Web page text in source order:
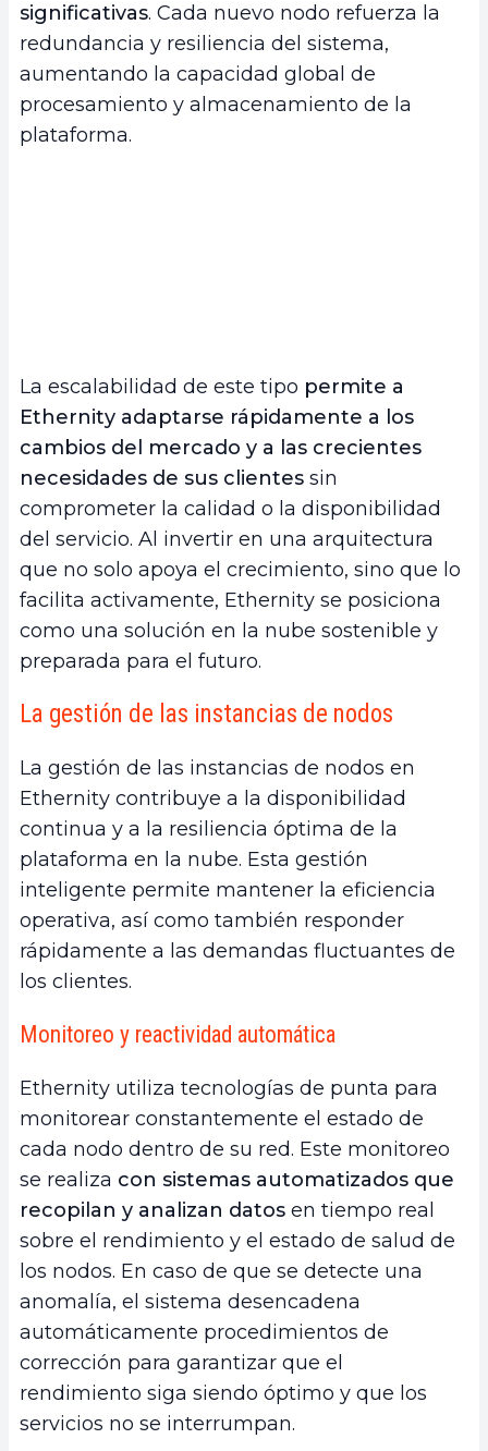
significativas. Cada nuevo nodo refuerza la
redundancia y resiliencia del sistema,
aumentando la capacidad global de
procesamiento y almacenamiento de la
plataforma.
La escalabilidad de este tipo permite a
Ethernity adaptarse rápidamente a los
cambios del mercado y a las crecientes
necesidades de sus clientes sin
comprometer la calidad o la disponibilidad
del servicio. Al invertir en una arquitectura
que no solo apoya el crecimiento, sino que lo
facilita activamente, Ethernity se posiciona
como una solución en la nube sostenible y
preparada para el futuro.
La gestión de las instancias de nodos
La gestión de las instancias de nodos en
Ethernity contribuye a la disponibilidad
continua y a la resiliencia óptima de la
plataforma en la nube. Esta gestión
inteligente permite mantener la eficiencia
operativa, así como también responder
rápidamente a las demandas fluctuantes de
los clientes.
Monitoreo y reactividad automática
Ethernity utiliza tecnologías de punta para
monitorear constantemente el estado de
cada nodo dentro de su red. Este monitoreo
se realiza con sistemas automatizados que
recopilan y analizan datos en tiempo real
sobre el rendimiento y el estado de salud de
los nodos. En caso de que se detecte una
anomalía, el sistema desencadena
automáticamente procedimientos de
corrección para garantizar que el
rendimiento siga siendo óptimo y que los
servicios no se interrumpan.